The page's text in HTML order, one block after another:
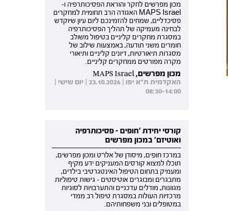
מכון מפרשים לחקר והוראת הפסיכותרפיה ו-
MAPS Israel האגודה הרב תחומית למחקרים
פסיכדליים, שמחים להזמינכם ליום עיון שיוקדש
לבחינה מעמיקה של תהליך הפסיכותרפיה
במסגרת מחקרים קליניים בטיפול משולב
חומרים משני תודעה, באמצעות שילוב של
מסגרות תיאורטיות, דיונים קליניים ותיאורי
מקרה מפורטים ממחקרים קליניים.
מכון מפרשים, MAPS Israel
האקדמית ת"א יפו | 23.10.2026 | יום שישי |
08:30-14:00
קורסי יחידת 'חופים - פסיכותרפיה
ואוטיזם' במכון מפרשים
במרכז חופים, מיסודן של אלו"ט ומכון מפרשים,
תוכלו למצוא קורסים המעניקים ידע מקיף
ומעמיק בתחום הטיפול האינטגרטיבי בילדים,
מתבגרים ומבוגרים אוטיסטים - גישות טיפוליות
מגוונות, מודלים עדכניים והתערבויות לסוגיות
מרכזיות העולות במסגרת טיפול רב ממדי
במטופלים ובני משפחותיהם.